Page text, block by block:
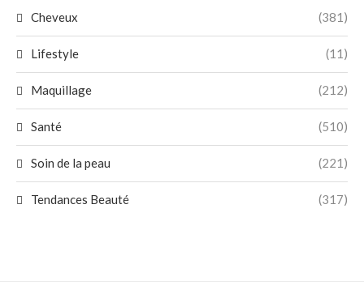
Cheveux (381)
Lifestyle (11)
Maquillage (212)
Santé (510)
Soin de la peau (221)
Tendances Beauté (317)